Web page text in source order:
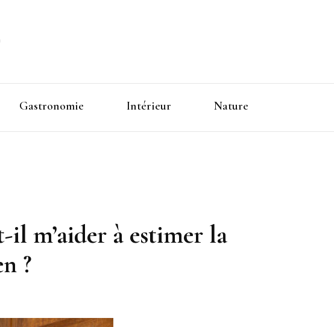
Gastronomie Intérieur Nature
m’aider à estimer la
?